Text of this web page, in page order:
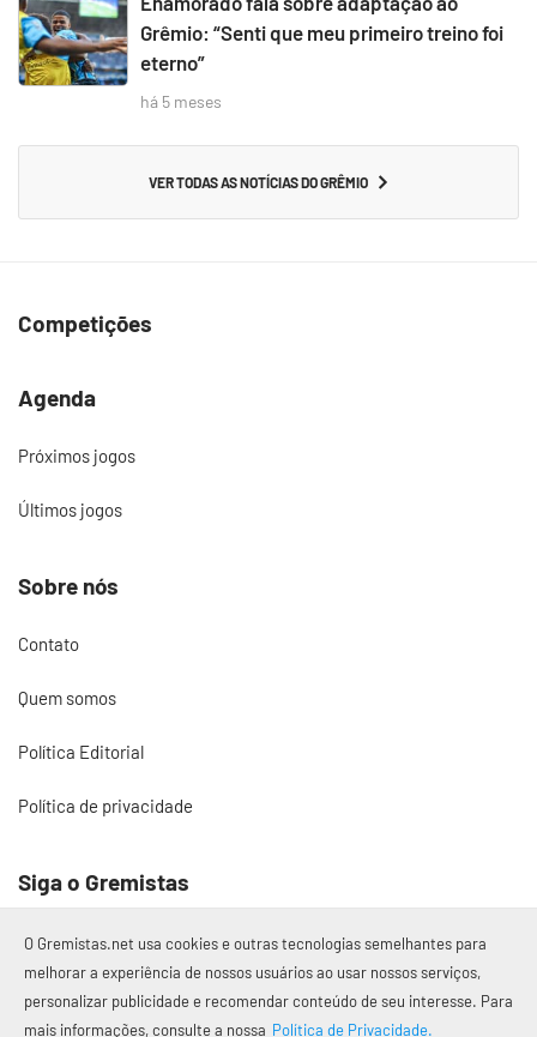
Grêmio: “Senti que meu primeiro treino foi
eterno”
há 5 meses
VER TODAS AS NOTÍCIAS DO GRÊMIO
Competições
Agenda
Próximos jogos
Últimos jogos
Sobre nós
Contato
Quem somos
Política Editorial
Política de privacidade
Siga o Gremistas
© 2017 – 2026 Gremistas.net
Gremistas.net — Porto Alegre/RS
O Gremistas.net usa cookies e outras tecnologias semelhantes para
melhorar a experiência de nossos usuários ao usar nossos serviços,
personalizar publicidade e recomendar conteúdo de seu interesse. Para
mais informações, consulte a nossa Política de Privacidade.